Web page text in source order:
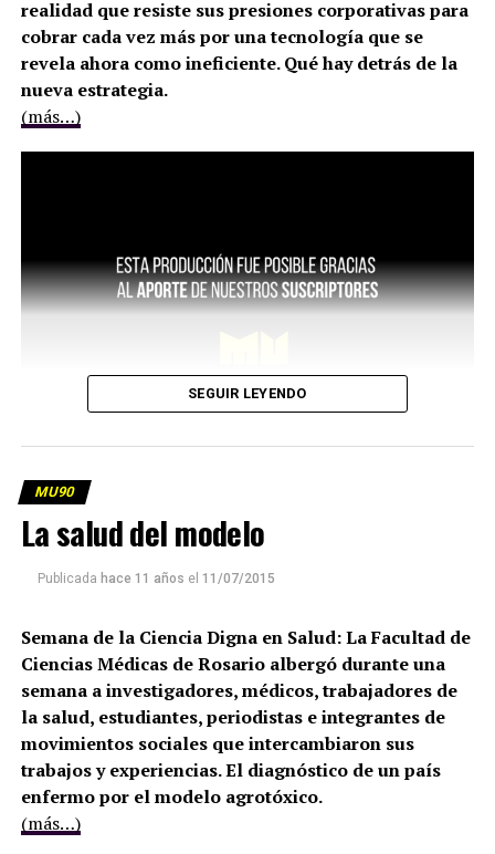
realidad que resiste sus presiones corporativas para
cobrar cada vez más por una tecnología que se
revela ahora como ineficiente. Qué hay detrás de la
nueva estrategia.
(más…)
SEGUIR LEYENDO
MU90
La salud del modelo
Publicada hace 11 años el 11/07/2015
Semana de la Ciencia Digna en Salud: La Facultad de
Ciencias Médicas de Rosario albergó durante una
semana a investigadores, médicos, trabajadores de
la salud, estudiantes, periodistas e integrantes de
movimientos sociales que intercambiaron sus
trabajos y experiencias. El diagnóstico de un país
enfermo por el modelo agrotóxico.
(más…)